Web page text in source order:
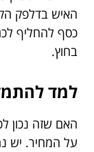
האיש בדלפק
כסף להחליף
בחוץ.
למד
האם שזה נכון
על המחיר. יש